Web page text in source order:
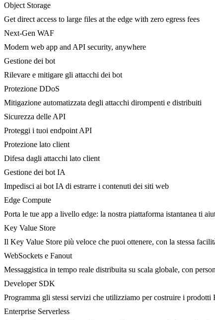
Object Storage
Get direct access to large files at the edge with zero egress fees
Next-Gen WAF
Modern web app and API security, anywhere
Gestione dei bot
Rilevare e mitigare gli attacchi dei bot
Protezione DDoS
Mitigazione automatizzata degli attacchi dirompenti e distribuiti
Sicurezza delle API
Proteggi i tuoi endpoint API
Protezione lato client
Difesa dagli attacchi lato client
Gestione dei bot IA
Impedisci ai bot IA di estrarre i contenuti dei siti web
Edge Compute
Porta le tue app a livello edge: la nostra piattaforma istantanea ti
Key Value Store
Il Key Value Store più veloce che puoi ottenere, con la stessa
WebSockets e Fanout
Messaggistica in tempo reale distribuita su scala globale, con
Developer SDK
Programma gli stessi servizi che utilizziamo per costruire i prodotti
Enterprise Serverless